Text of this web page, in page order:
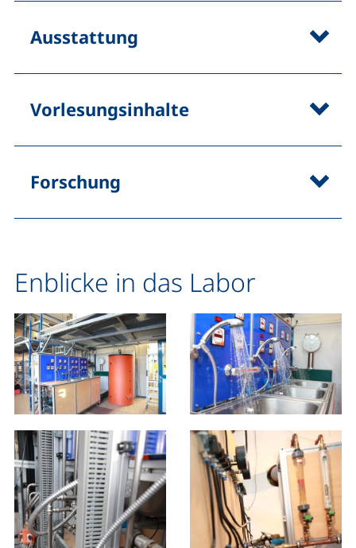
Ausstattung
Vorlesungsinhalte
Forschung
Enblicke in das Labor